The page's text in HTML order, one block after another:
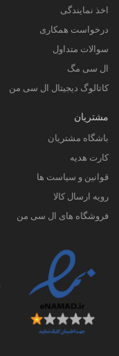
اخذ نمایندگی
درخواست همکاری
سوالات متداول
ال سی مگ
کاتالوگ دیجیتال ال سی من
مشتریان
باشگاه مشتریان
کارت هدیه
قوانین و سیاست ها
رویه ارسال کالا
فروشگاه های ال سی من